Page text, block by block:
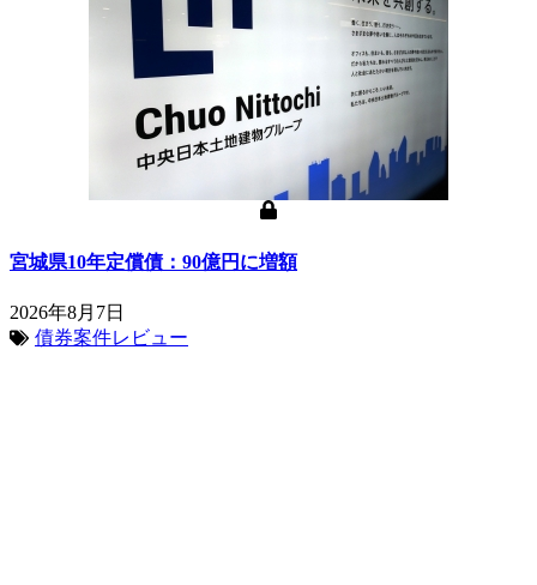
宮城県10年定償債：90億円に増額
2026年8月7日
債券案件レビュー